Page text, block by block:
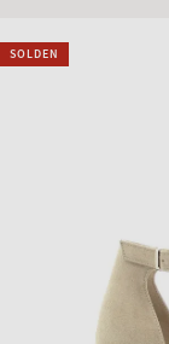
SOLDEN